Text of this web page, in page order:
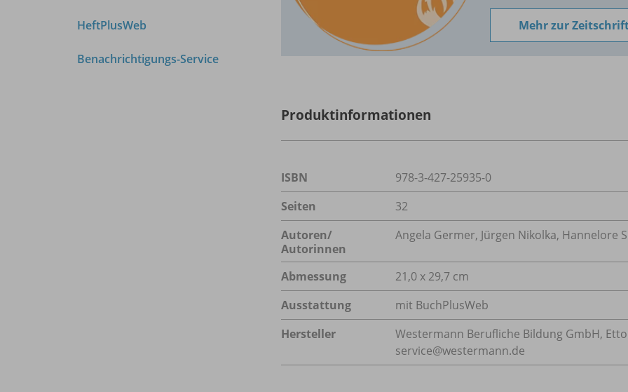
HeftPlusWeb
Benachrichtigungs-Service
Mehr zur
Produktinformationen
ISBN
978-3-427-25935-0
Seiten
32
Autoren/
Autorinnen
Angela Germer, Jürgen Nikolka, Hannelore
Abmessung
21,0 x 29,7 cm
Ausstattung
mit BuchPlusWeb
Hersteller
Westermann Berufliche Bildung GmbH,
service@westermann.de